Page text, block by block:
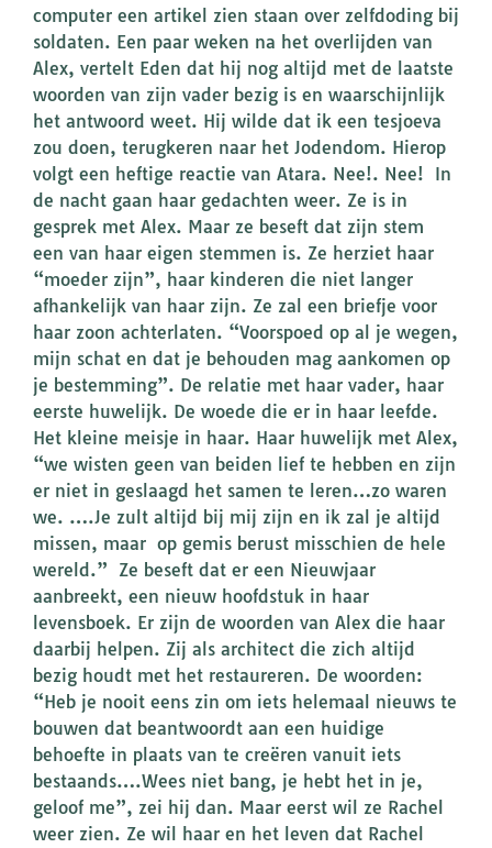
computer een artikel zien staan over zelfdoding bij
soldaten. Een paar weken na het overlijden van
Alex, vertelt Eden dat hij nog altijd met de laatste
woorden van zijn vader bezig is en waarschijnlijk
het antwoord weet. Hij wilde dat ik een tesjoeva
zou doen, terugkeren naar het Jodendom. Hierop
volgt een heftige reactie van Atara. Nee!. Nee! In
de nacht gaan haar gedachten weer. Ze is in
gesprek met Alex. Maar ze beseft dat zijn stem
een van haar eigen stemmen is. Ze herziet haar
“moeder zijn”, haar kinderen die niet langer
afhankelijk van haar zijn. Ze zal een briefje voor
haar zoon achterlaten. “Voorspoed op al je wegen,
mijn schat en dat je behouden mag aankomen op
je bestemming”. De relatie met haar vader, haar
eerste huwelijk. De woede die er in haar leefde.
Het kleine meisje in haar. Haar huwelijk met Alex,
“we wisten geen van beiden lief te hebben en zijn
er niet in geslaagd het samen te leren…zo waren
we. ….Je zult altijd bij mij zijn en ik zal je altijd
missen, maar op gemis berust misschien de hele
wereld.” Ze beseft dat er een Nieuwjaar
aanbreekt, een nieuw hoofdstuk in haar
levensboek. Er zijn de woorden van Alex die haar
daarbij helpen. Zij als architect die zich altijd
bezig houdt met het restaureren. De woorden:
“Heb je nooit eens zin om iets helemaal nieuws te
bouwen dat beantwoordt aan een huidige
behoefte in plaats van te creëren vanuit iets
bestaands….Wees niet bang, je hebt het in je,
geloof me”, zei hij dan. Maar eerst wil ze Rachel
weer zien. Ze wil haar en het leven dat Rachel